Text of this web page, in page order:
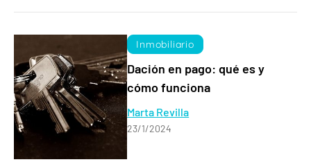
Inmobiliario
Dación en pago: qué es y
cómo funciona
Marta Revilla
23/1/2024